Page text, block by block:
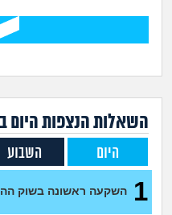
(גדעון, בן 26)
השאלות הנצפות היום
היום השבוע
1 השקעה ראשונה בשוק